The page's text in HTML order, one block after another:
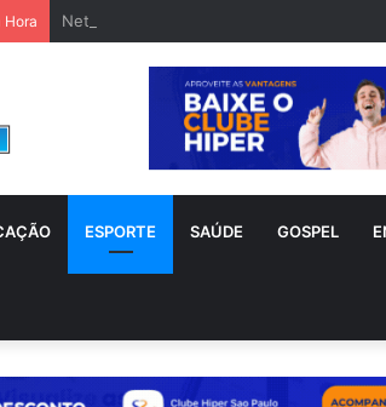
Hora Netinho sofre acidente doméstico
ESPORTE SAÚDE GOSPEL